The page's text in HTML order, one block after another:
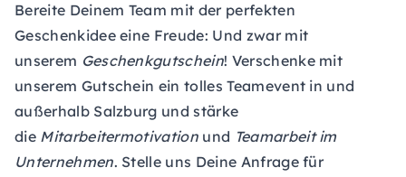
Bereite Deinem Team mit der perfekten
Geschenkidee eine Freude: Und zwar mit
unserem Geschenkgutschein! Verschenke mit
unserem Gutschein ein tolles Teamevent in und
außerhalb Salzburg und stärke
die Mitarbeitermotivation und Teamarbeit im
Unternehmen. Stelle uns Deine Anfrage für